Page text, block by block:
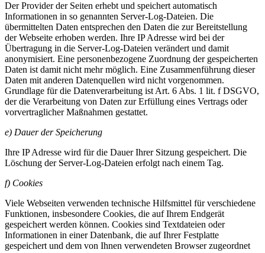
Der Provider der Seiten erhebt und speichert automatisch
Informationen in so genannten Server-Log-Dateien. Die
übermittelten Daten entsprechen den Daten die zur Bereitstellung
der Webseite erhoben werden. Ihre IP Adresse wird bei der
Übertragung in die Server-Log-Dateien verändert und damit
anonymisiert. Eine personenbezogene Zuordnung der gespeicherten
Daten ist damit nicht mehr möglich. Eine Zusammenführung dieser
Daten mit anderen Datenquellen wird nicht vorgenommen.
Grundlage für die Datenverarbeitung ist Art. 6 Abs. 1 lit. f DSGVO,
der die Verarbeitung von Daten zur Erfüllung eines Vertrags oder
vorvertraglicher Maßnahmen gestattet.
e) Dauer der Speicherung
Ihre IP Adresse wird für die Dauer Ihrer Sitzung gespeichert. Die
Löschung der Server-Log-Dateien erfolgt nach einem Tag.
f) Cookies
Viele Webseiten verwenden technische Hilfsmittel für verschiedene
Funktionen, insbesondere Cookies, die auf Ihrem Endgerät
gespeichert werden können. Cookies sind Textdateien oder
Informationen in einer Datenbank, die auf Ihrer Festplatte
gespeichert und dem von Ihnen verwendeten Browser zugeordnet